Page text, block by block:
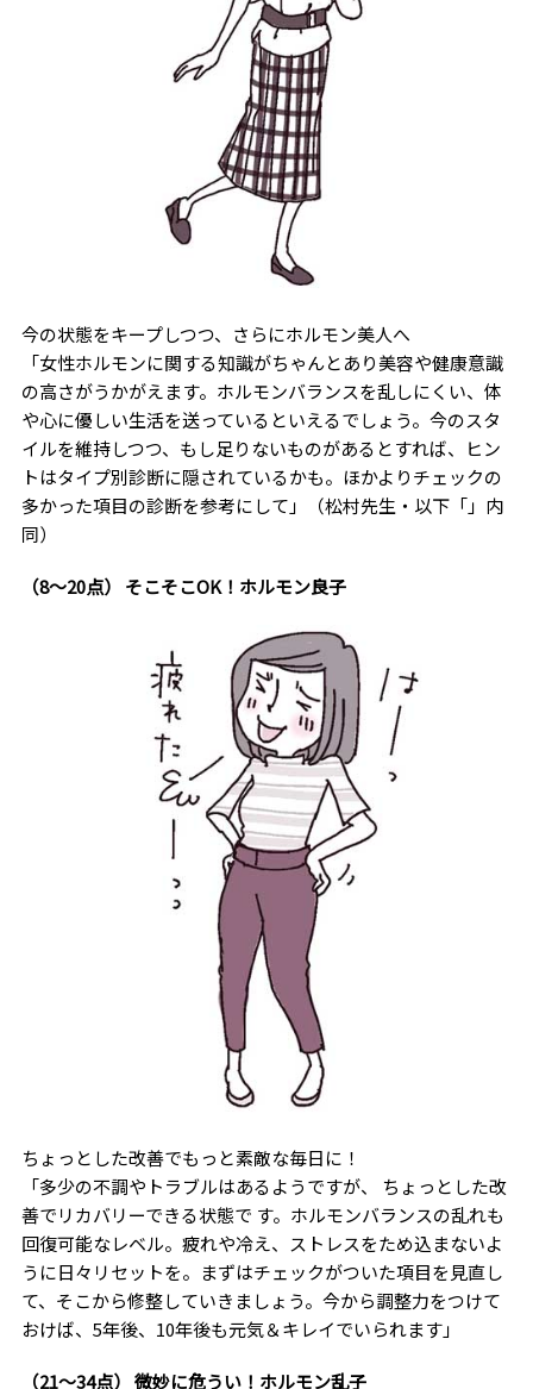
今の状態をキープしつつ、さらにホルモン美人へ
「女性ホルモンに関する知識がちゃんとあり美容や健康意識
の高さがうかがえます。ホルモンバランスを乱しにくい、体
や心に優しい生活を送っているといえるでしょう。今のスタ
イルを維持しつつ、もし足りないものがあるとすれば、ヒン
トはタイプ別診断に隠されているかも。ほかよりチェックの
多かった項目の診断を参考にして」（松村先生・以下「」内
同）
（8～20点） そこそこOK！ホルモン良子
ちょっとした改善でもっと素敵な毎日に！
「多少の不調やトラブルはあるようですが、 ちょっとした改
善でリカバリーできる状態で す。ホルモンバランスの乱れも
回復可能なレベル。疲れや冷え、ストレスをため込まないよ
うに日々リセットを。まずはチェックがついた項目を見直し
て、そこから修整していきましょう。今から調整力をつけて
おけば、5年後、10年後も元気＆キレイでいられます」
（21～34点） 微妙に危うい！ホルモン乱子